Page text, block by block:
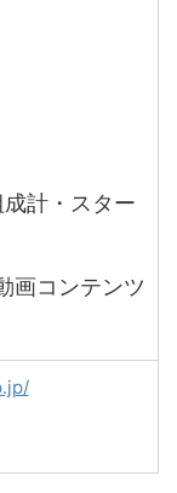
計・スター
画コンテンツ